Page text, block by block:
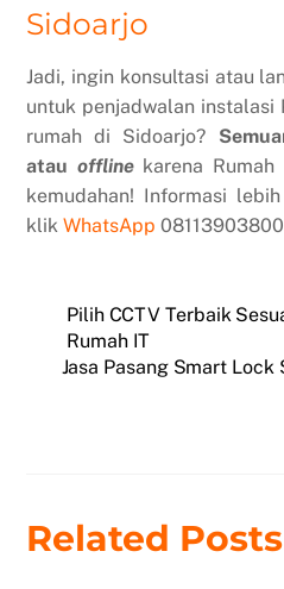
Sidoarjo
Jadi, ingin konsultasi atau
untuk penjadwalan instalasi
rumah di Sidoarjo?
atau offlinekarena Rumah
kemudahan! Informasi
klikWhatsApp
Pilih CCTV Terbaik
Rumah IT
Jasa Pasang Smart Lock
Related Posts